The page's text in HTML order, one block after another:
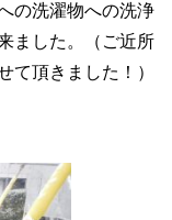
の洗濯物への洗浄
ました。（ご近所
て頂きました！）